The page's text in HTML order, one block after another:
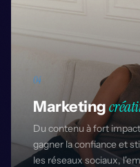
04
Marketing
Du contenu à fort
gagner la confiance et
les réseaux sociaux,